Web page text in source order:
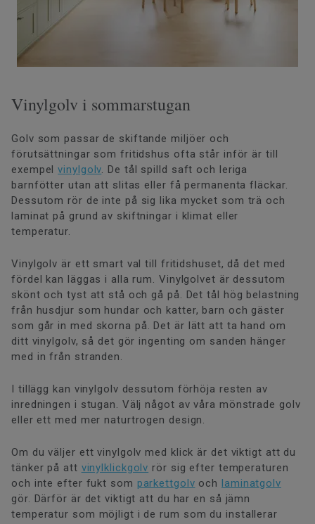
Vinylgolv i sommarstugan
Golv som passar de skiftande miljöer och
förutsättningar som fritidshus ofta står inför är till
exempelvinylgolv. De tål spilld saft och leriga
barnfötter utan att slitas eller få permanenta fläckar.
Dessutom rör de inte på sig lika mycket som trä och
laminat på grund av skiftningar i klimat eller
temperatur.
Vinylgolv är ett smart val till fritidshuset, då det med
fördel kan läggas i alla rum. Vinylgolvet är dessutom
skönt och tyst att stå och gå på. Det tål hög belastning
från husdjur som hundar och katter, barn och gäster
som går in med skorna på. Det är lätt att ta hand om
ditt vinylgolv, så det gör ingenting om sanden hänger
med in från stranden.
I tillägg kan vinylgolv dessutom förhöja resten av
inredningen i stugan. Välj något av våra mönstrade golv
eller ett med mer naturtrogen design.
Om du väljer ett vinylgolv med klick är det viktigt att du
tänker på att vinylklickgolv rör sig efter temperaturen
och inte efter fukt som parkettgolv ochlaminatgolv
gör. Därför är det viktigt att du har en så jämn
temperatur som möjligt i de rum som du installerar